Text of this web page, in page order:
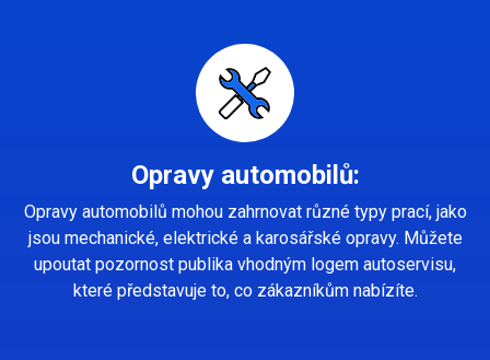
Opravy automobilů:
Opravy automobilů mohou zahrnovat různé typy prací, jako
jsou mechanické, elektrické a karosářské opravy. Můžete
upoutat pozornost publika vhodným logem autoservisu,
které představuje to, co zákazníkům nabízíte.